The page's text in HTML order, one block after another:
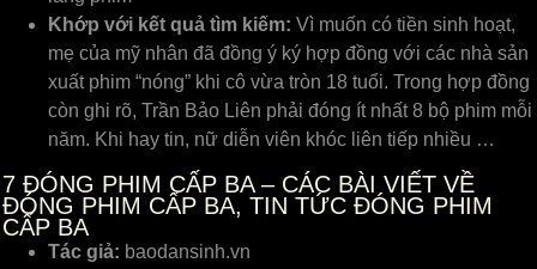
Khớp với kết quả tìm kiếm: Vì muốn có tiền sinh hoạt,
mẹ của mỹ nhân đã đồng ý ký hợp đồng với các nhà sản
xuất phim “nóng” khi cô vừa tròn 18 tuổi. Trong hợp đồng
còn ghi rõ, Trần Bảo Liên phải đóng ít nhất 8 bộ phim mỗi
năm. Khi hay tin, nữ diễn viên khóc liên tiếp nhiều …
7 ĐÓNG PHIM CẤP BA – CÁC BÀI VIẾT VỀ
ĐÓNG PHIM CẤP BA, TIN TỨC ĐÓNG PHIM
CẤP BA
Tác giả: baodansinh.vn